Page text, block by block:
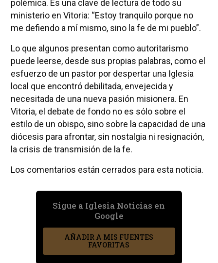
polémica. Es una clave de lectura de todo su
ministerio en Vitoria: “Estoy tranquilo porque no
me defiendo a mí mismo, sino la fe de mi pueblo”.
Lo que algunos presentan como autoritarismo
puede leerse, desde sus propias palabras, como el
esfuerzo de un pastor por despertar una Iglesia
local que encontró debilitada, envejecida y
necesitada de una nueva pasión misionera. En
Vitoria, el debate de fondo no es sólo sobre el
estilo de un obispo, sino sobre la capacidad de una
diócesis para afrontar, sin nostalgia ni resignación,
la crisis de transmisión de la fe.
Los comentarios están cerrados para esta noticia.
Sigue a Iglesia Noticias en
Google
AÑADIR A MIS FUENTES
FAVORITAS